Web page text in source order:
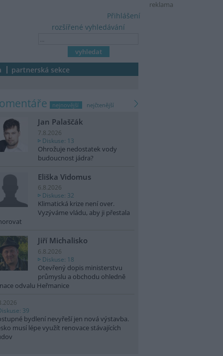
reklama
rozšířené vyhledávání
Přihlášení
partnerská sekce
nejnovější nejčtenější
Jan Palaščák
7.8.2026
Diskuse: 13
Ohrožuje nedostatek vody
budoucnost jádra?
Eliška Vidomus
6.8.2026
Diskuse: 32
Klimatická krize není over.
Vyzýváme vládu, aby ji přestala
Jiří Michalisko
6.8.2026
Diskuse: 18
Otevřený dopis ministerstvu
průmyslu a obchodu ohledně
odvalu Heřmanice
39
bydlení nevyřeší jen nová výstavba.
musí lépe využít renovace stávajících